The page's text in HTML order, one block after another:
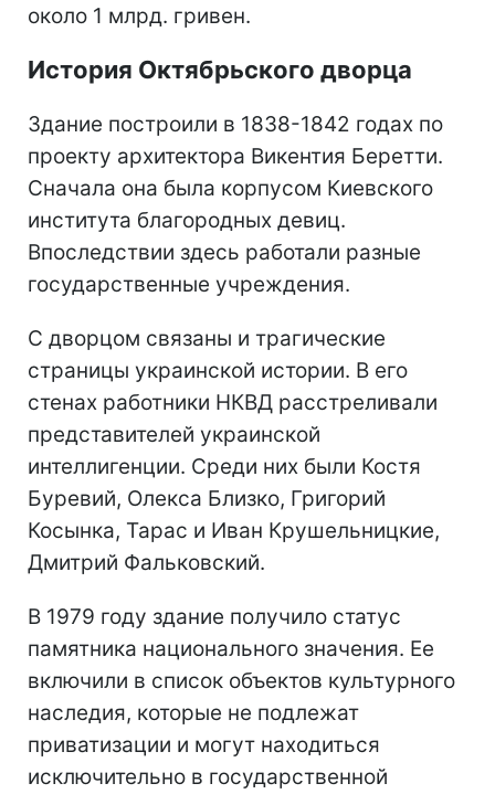
около 1 млрд. гривен.
История Октябрьского дворца
Здание построили в 1838-1842 годах по
проекту архитектора Викентия Беретти.
Сначала она была корпусом Киевского
института благородных девиц.
Впоследствии здесь работали разные
государственные учреждения.
С дворцом связаны и трагические
страницы украинской истории. В его
стенах работники НКВД расстреливали
представителей украинской
интеллигенции. Среди них были Костя
Буревий, Олекса Близко, Григорий
Косынка, Тарас и Иван Крушельницкие,
Дмитрий Фальковский.
В 1979 году здание получило статус
памятника национального значения. Ее
включили в список объектов культурного
наследия, которые не подлежат
приватизации и могут находиться
исключительно в государственной